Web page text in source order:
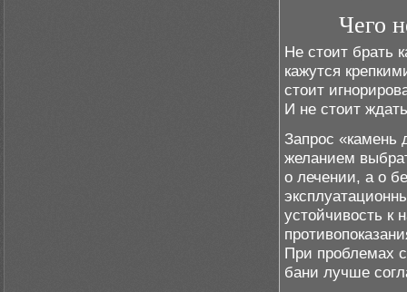
Чего
Не стоит брать
кажутся
стоит
И не стоит
Запрос «камень
желанием
о лечении, а о
устойчивость к
При проблемах
бани лучше